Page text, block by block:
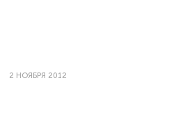
2 НОЯБРЯ 2012